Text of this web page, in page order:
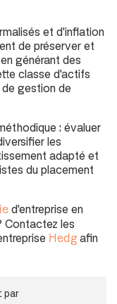
et d'inflation
de préserver et
générant des
classe d'actifs
gestion de
: évaluer
les
adapté et
du placement
d'entreprise en
Contactez les
Hedgafin
par